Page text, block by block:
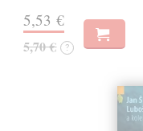
5,53 €
5,70 € ?